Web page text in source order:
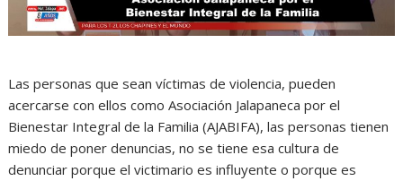
Las personas que sean víctimas de violencia, pueden
acercarse con ellos como Asociación Jalapaneca por el
Bienestar Integral de la Familia (AJABIFA), las personas tienen
miedo de poner denuncias, no se tiene esa cultura de
denunciar porque el victimario es influyente o porque es